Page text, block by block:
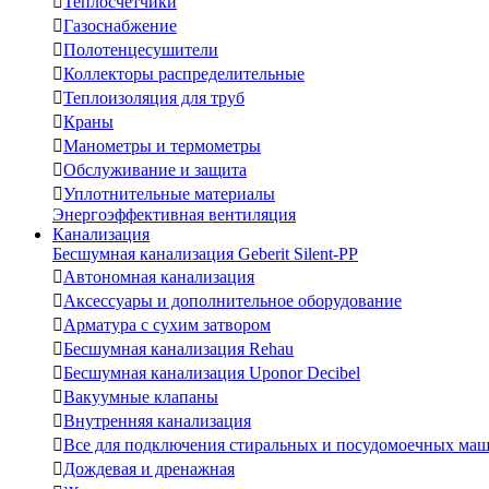
Газоснабжение
Полотенцесушители
Коллекторы распределительные
Теплоизоляция для труб
Краны
Манометры и термометры
Обслуживание и защита
Уплотнительные материалы
Энергоэффективная вентиляция
Канализация
Бесшумная канализация Geberit Silent-PP
Автономная канализация
Аксессуары и дополнительное оборудование
Арматура с сухим затвором
Бесшумная канализация Rehau
Бесшумная канализация Uponor Decibel
Вакуумные клапаны
Внутренняя канализация
Все для подключения стиральных и посудомоечных
Дождевая и дренажная